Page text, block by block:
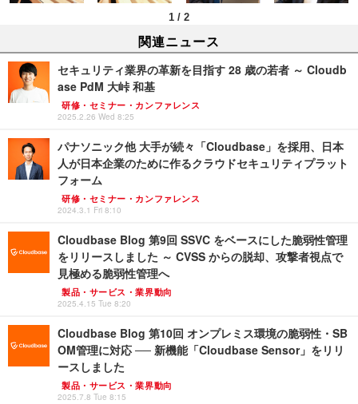
1 / 2
関連ニュース
セキュリティ業界の革新を目指す 28 歳の若者 ～ Cloudb
ase PdM 大峠 和基
研修・セミナー・カンファレンス
2025.2.26 Wed 8:25
パナソニック他 大手が続々「Cloudbase」を採用、日本
人が日本企業のために作るクラウドセキュリティプラット
フォーム
研修・セミナー・カンファレンス
2024.3.1 Fri 8:10
Cloudbase Blog 第9回 SSVC をベースにした脆弱性管理
をリリースしました ～ CVSS からの脱却、攻撃者視点で
見極める脆弱性管理へ
製品・サービス・業界動向
2025.4.15 Tue 8:20
Cloudbase Blog 第10回 オンプレミス環境の脆弱性・SB
OM管理に対応 ── 新機能「Cloudbase Sensor」をリリ
ースしました
製品・サービス・業界動向
2025.7.8 Tue 8:15